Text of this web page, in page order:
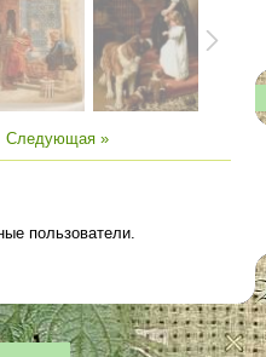
Следующая »
пользователи.